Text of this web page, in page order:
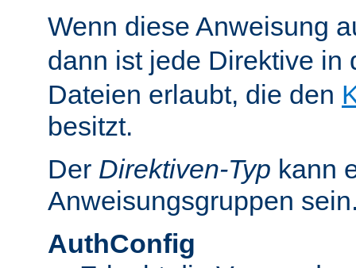
Wenn diese Anweisung
dann ist jede Direktive in
Dateien erlaubt, die den
besitzt.
Der Direktiven-Typ kann
Anweisungsgruppen
AuthConfig